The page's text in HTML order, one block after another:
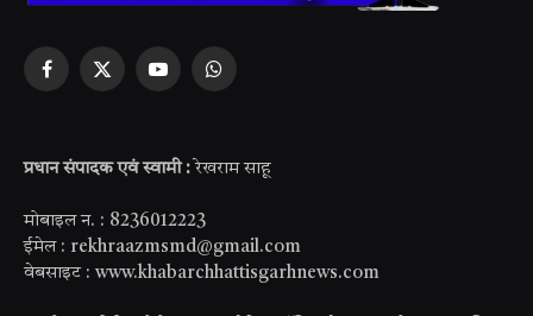
Facebook
X
YouTubeWhatsApp
प्रधान संपादक एवं स्वामी : रेखराम साहू
मोबाइल न. : 8236012223
ईमेल : rekhraazmsmd@gmail.com
वेबसाइट : www.khabarchhattisgarhnews.com